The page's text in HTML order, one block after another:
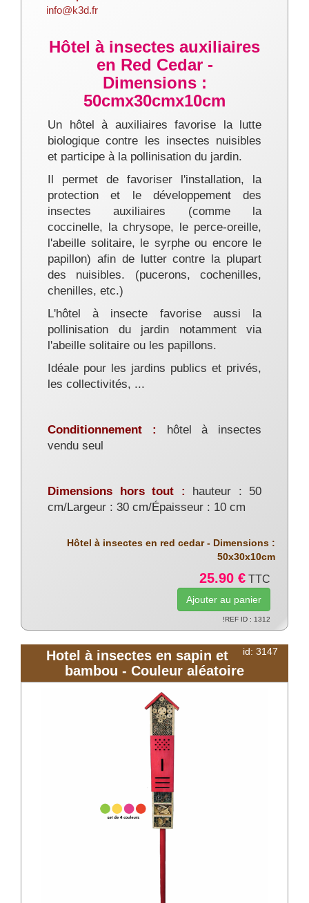
info@k3d.fr
Hôtel à insectes auxiliaires
en Red Cedar -
Dimensions :
50cmx30cmx10cm
Un hôtel à auxiliaires favorise la lutte
biologique contre les insectes nuisibles
et participe à la pollinisation du jardin.
Il permet de favoriser l'installation, la
protection et le développement des
insectes auxiliaires (comme la
coccinelle, la chrysope, le perce-oreille,
l'abeille solitaire, le syrphe ou encore le
papillon) afin de lutter contre la plupart
des nuisibles. (pucerons, cochenilles,
chenilles, etc.)
L'hôtel à insecte favorise aussi la
pollinisation du jardin notamment via
l'abeille solitaire ou les papillons.
Idéale pour les jardins publics et privés,
les collectivités, ...
Conditionnement : hôtel à insectes
vendu seul
Dimensions hors tout : hauteur : 50
cm/Largeur : 30 cm/Épaisseur : 10 cm
Hôtel à insectes en red cedar - Dimensions :
50x30x10cm
25.90 € TTC
!REF ID : 1312
id: 3147
Hotel à insectes en sapin et
bambou - Couleur aléatoire